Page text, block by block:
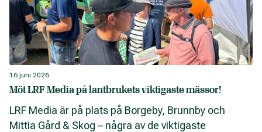
16 juni 2026
Möt LRF Media på lantbrukets viktigaste mässor!
LRF Media är på plats på Borgeby, Brunnby och
Mittia Gård & Skog – några av de viktigaste